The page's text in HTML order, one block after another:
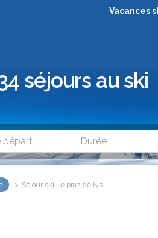
Vacances
séjours au ski
Séjour ski Le praz de lys